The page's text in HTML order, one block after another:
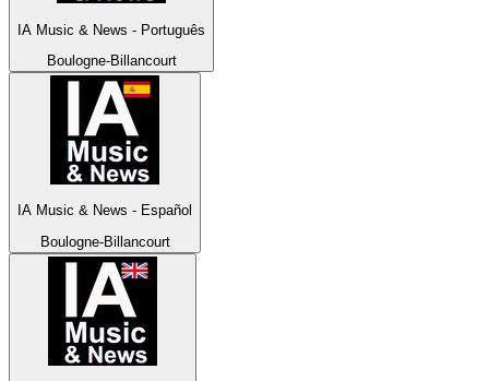
IA Music & News - Português
Boulogne-Billancourt
IA Music & News - Español
Boulogne-Billancourt